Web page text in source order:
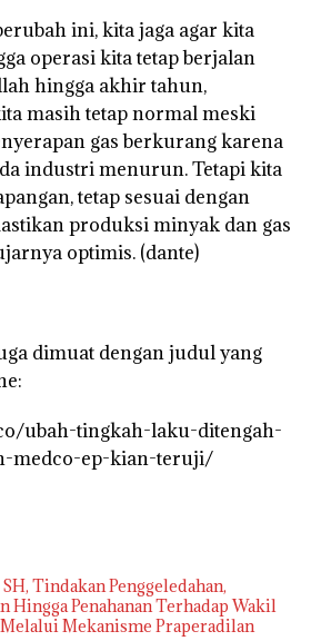
ini, kita jaga agar kita
operasi kita tetap berjalan
hingga akhir tahun,
masih tetap normal meski
gas berkurang karena
industri menurun. Tetapi kita
tetap sesuai dengan
produksi minyak dan gas
optimis. (dante)
dimuat dengan judul yang
ubah-tingkah-laku-ditengah-
medco-ep-kian-teruji/
Tindakan Penggeledahan,
Hingga Penahanan Terhadap Wakil
Mekanisme Praperadilan